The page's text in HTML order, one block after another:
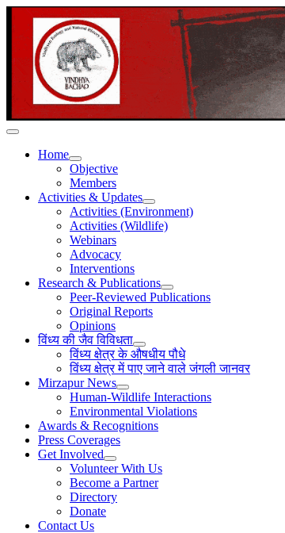
Home
Objective
Members
Activities & Updates
Activities (Environment)
Activities (Wildlife)
Webinars
Advocacy
Interventions
Research & Publications
Peer-Reviewed Publications
Original Reports
Opinions
विंध्य की जैव विविधता
विंध्य क्षेत्र के औषधीय पौधे
विंध्य क्षेत्र में पाए जाने वाले जंगली जानवर
Mirzapur News
Human-Wildlife Interactions
Environmental Violations
Awards & Recognitions
Press Coverages
Get Involved
Volunteer With Us
Become a Partner
Directory
Donate
Contact Us